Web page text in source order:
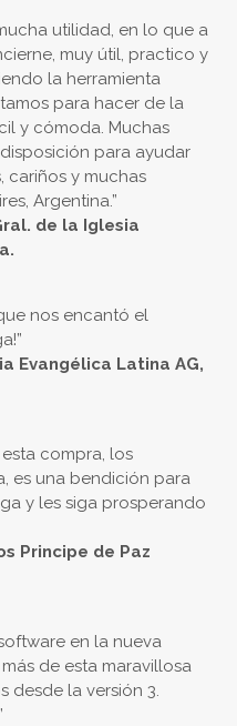
utilidad, en lo que a
muy útil, practico y
la herramienta
para hacer de la
y cómoda. Muchas
para ayudar
cariños y muchas
Argentina.”
de la Iglesia
nos encantó el
Evangélica Latina AG,
esta compra, los
es una bendición para
y les siga prosperando
Principe de Paz
en la nueva
de esta maravillosa
desde la versión 3.